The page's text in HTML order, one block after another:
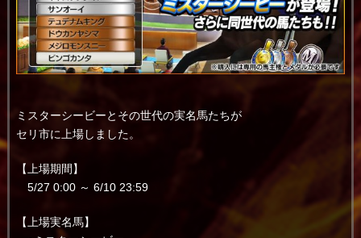
ミスターシービーとその世代の実名馬たちが
セリ市に上場しました。
【上場期間】
5/27 0:00 ～ 6/10 23:59
【上場実名馬】